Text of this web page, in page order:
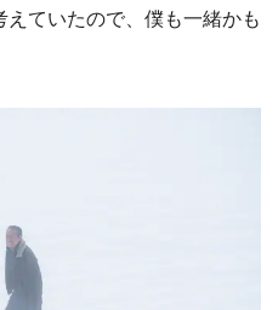
ていたので、僕も一緒かも